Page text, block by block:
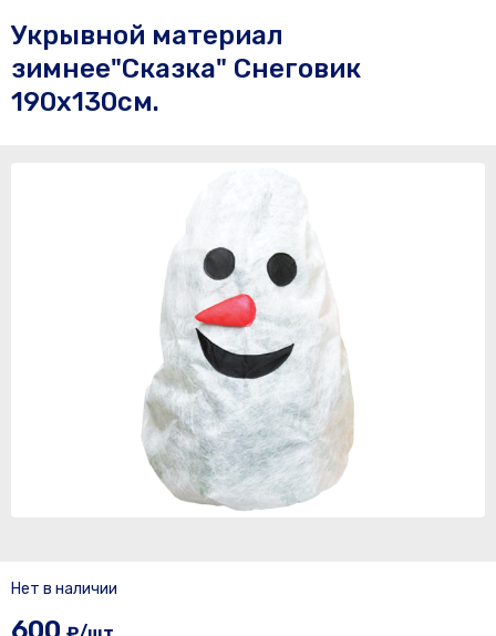
Укрывной материал
зимнее"Сказка" Снеговик
190х130см.
Нет в наличии